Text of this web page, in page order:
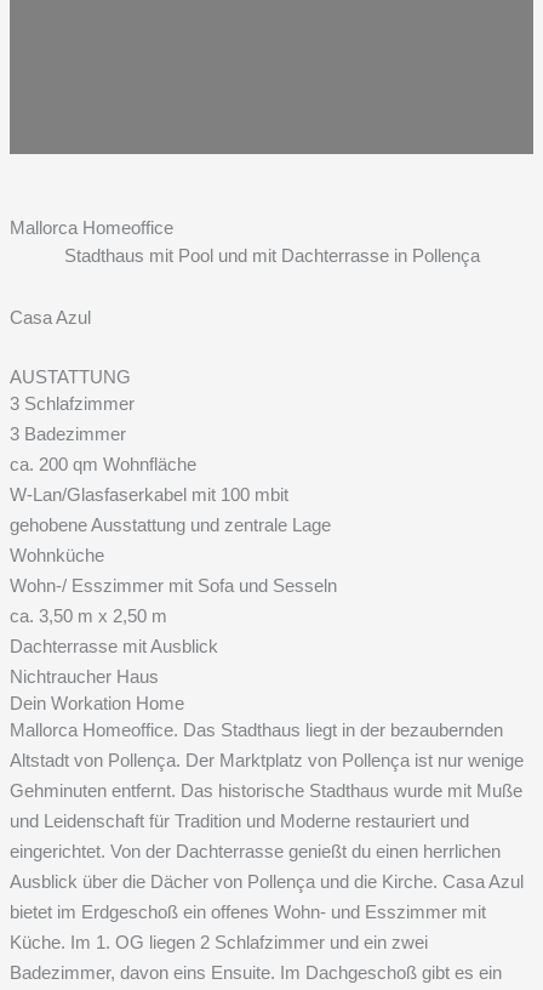
Mallorca Homeoffice
Stadthaus mit Pool und mit Dachterrasse in Pollença
Casa Azul
AUSTATTUNG
3 Schlafzimmer
3 Badezimmer
ca. 200 qm Wohnfläche
W-Lan/Glasfaserkabel mit 100 mbit
gehobene Ausstattung und zentrale Lage
Wohnküche
Wohn-/ Esszimmer mit Sofa und Sesseln
ca. 3,50 m x 2,50 m
Dachterrasse mit Ausblick
Nichtraucher Haus
Dein Workation Home
Mallorca Homeoffice. Das Stadthaus liegt in der bezaubernden
Altstadt von Pollença. Der Marktplatz von Pollença ist nur wenige
Gehminuten entfernt. Das historische Stadthaus wurde mit Muße
und Leidenschaft für Tradition und Moderne restauriert und
eingerichtet.Von der Dachterrassegenießt du einen herrlichen
Ausblick überdie Dächer von Pollença unddie Kirche. CasaAzul
bietet im Erdgeschoß ein offenes Wohn- und Esszimmer mit
Küche. Im 1. OG liegen 2 Schlafzimmer und ein zwei
Badezimmer, davon eins Ensuite. Im Dachgeschoß gibt es ein